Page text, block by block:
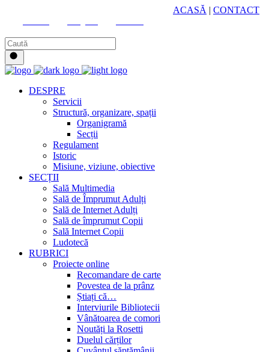
ACASĂ | CONTACT
DESPRE
Servicii
Structură, organizare, spații
Organigramă
Secții
Regulament
Istoric
Misiune, viziune, obiective
SECȚII
Sală Multimedia
Sală de Împrumut Adulți
Sală de Internet Adulți
Sală de împrumut Copii
Sală Internet Copii
Ludotecă
RUBRICI
Proiecte online
Recomandare de carte
Povestea de la prânz
Știați că…
Interviurile Bibliotecii
Vânătoarea de comori
Noutăți la Rosetti
Duelul cărților